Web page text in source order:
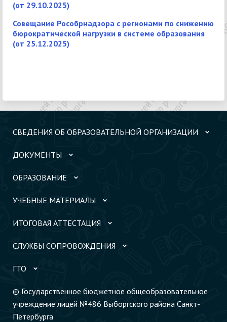
(от 29.10.2025)
Совещание Рособрнадзора с регионами по снижению
бюрократической нагрузки в системе образования
(от 25.12.2025)
СВЕДЕНИЯ ОБ ОБРАЗОВАТЕЛЬНОЙ ОРГАНИЗАЦИИ
ДОКУМЕНТЫ
ОБРАЗОВАНИЕ
УЧЕБНЫЕ МАТЕРИАЛЫ
ИТОГОВАЯ АТТЕСТАЦИЯ
СЛУЖБЫ СОПРОВОЖДЕНИЯ
ГТО
© Государственное бюджетное общеобразовательное
учреждение лицей №486 Выборгского района Санкт-
Петербурга